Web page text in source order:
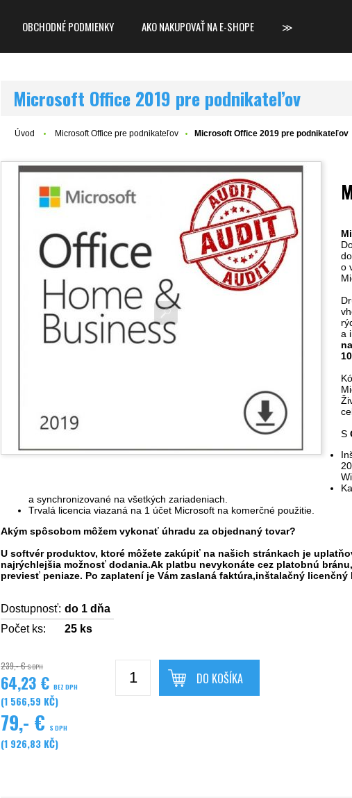
OBCHODNÉ PODMIENKY AKO NAKUPOVAŤ NA E-SHOPE ≫
Microsoft Office 2019 pre podnikateľov
Úvod Microsoft Office pre podnikateľov Microsoft Office 2019 pre podnikateľov
o
a
S
a synchronizované na všetkých zariadeniach.
Trvalá licencia viazaná na 1 účet Microsoft na komerčné použitie.
Akým spôsobom môžem vykonať úhradu za objednaný tovar?
U softvér produktov, ktoré môžete zakúpiť na našich stránkach je
najrýchlejšia možnosť dodania.Ak platbu nevykonáte cez platobnú
previesť peniaze. Po zaplatení je Vám zaslaná faktúra,inštalačný
Dostupnosť: do 1 dňa
Počet ks:
25 ks
239,- €S DPH
64,23 €BEZ DPH
(1 566,59 KČ)
79,- €S DPH
(1 926,83 KČ)
DO KOŠÍKA